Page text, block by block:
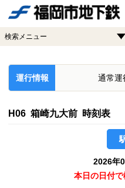
検索メニュー
運行情報 通常運
H06 箱崎九大前 時刻表
2026年
本日の日付で